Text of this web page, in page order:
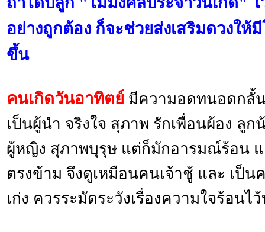
อย่างถูกต้อง ก็จะช่วยส่งเสริมดวงให้
ขึ้น
คนเกิดวันอาทิตย์ มีความอดทนอดกลั้
เป็นผู้นำ จริงใจ สุภาพ รักเพื่อนผ้อง ลูก
ผู้หญิง สุภาพบุรุษ แต่ก็มักอารมณ์ร้อน แ
ตรงข้าม จึงดูเหมือนคนเจ้าชู้ และ เป็น
เก่ง ควรระมัดระวังเรื่องความใจร้อนไ